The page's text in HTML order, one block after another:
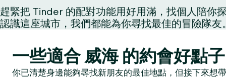
趕緊把 Tinder 的配對功能用好用滿，找個人陪你
認識這座城市，我們都能為你尋找最佳的冒險隊友
一些適合 威海 的約會好點
你已清楚身邊能夠尋找新朋友的最佳地點，但接下來想